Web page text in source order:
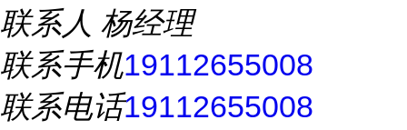
联系人 杨经理
联系手机19112655008
联系电话19112655008